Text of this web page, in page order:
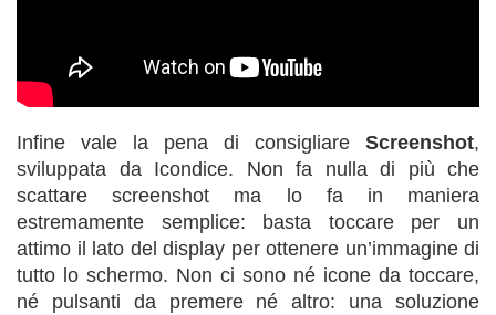
Infine vale la pena di consigliare Screenshot,
sviluppata da Icondice. Non fa nulla di più che
scattare screenshot ma lo fa in maniera
estremamente semplice: basta toccare per un
attimo il lato del display per ottenere un’immagine di
tutto lo schermo. Non ci sono né icone da toccare,
né pulsanti da premere né altro: una soluzione